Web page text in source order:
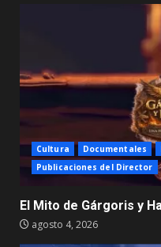
Cultura Documentales
Publicaciones del Director
El Mito de Gárgoris y
agosto 4, 2026